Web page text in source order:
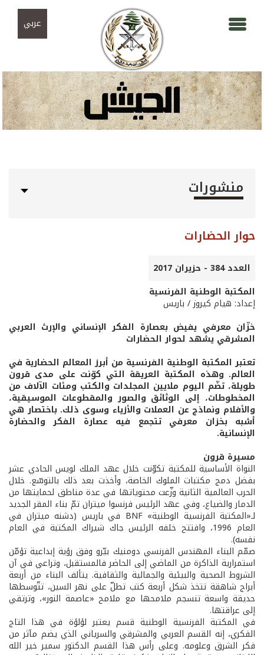
عربي
منشورات
حوار الحضارات
العدد 384 - حزيران 2017
المكتبة الوطنية الفرنسية
إعداد: هيام كيروز / باريس
خزّان معرفي يفيض بعصارة الفكر الإنساني والإرث العربي
المشرقي يشهد لحوار الحضارات
تعتبر المكتبة الوطنية الفرنسية من أبرز المعالم الحضارية في
العالم. وهذه المكتبة العريقة التي كوّنت على مدى قرون
طويلة، تضّم اليوم ملايين المجلدات والكتب ومئات الآلاف من
المخطوطات، إلى الوثائق والصور والمقطوعات الموسيقية،
والأفلام ونماذج عن العملات والأزياء وسوى ذلك. باختصار هي
أشبه بخزان معرفي تتجمع فيه عصارة الفكر والحضارة
الإنسانية.
مسيرة قرون
النواة الأساسية للمكتبة تكوّنت خلال عهد الملك لويس الحادي عشر
بفضل دمج مكتبات الملوك الخاصة، وأخذت بعد ذلك بالتوسّع. خلال
الحرب العالمية الثانية وزّعت محتوياتها في عدة مناطق لحمايتها من
الدمار والضياع، وفي عهد الرئيس فرنسوا ميتران تمّ بناء المقر الجديد
لـ«المكتبة الفرنسية الوطنية» BNF في باريس (دشنه ميتران في
العام 1996، وافتتح خلفه الرئيس جاك شيراك المكتبة في العام
نفسه).
صمّم البناء المهندس الفرنسي دومنيك بيّرو وفق رؤية إبداعية تؤمّن
استمرارية الذاكرة من الماضي إلى الحاضر فالمستقبل، وتراعي في آن
الشروط الصحية والبيئية والجمالية والثقافية. يتألف البناء من أربعة
أبراج شاهقة تتخذ شكل أربعة كتب تطلّ على نهر السين، تتّوسطها
حديقة واسعة تنسجم ملامحها مع ملامح «عاصمة النور»، وترتقي
إلى عراقتها.
في المكتبة الفرنسية الوطنية قسم يعتبر لؤلؤة في هذا التاج
الفكري، إنه القسم العربي والمشرقي والسرياني الذي يضم مآثر من
فكر الشرق وعلومه. وعلى رأس هذا القسم الدكتور سمير خير الله